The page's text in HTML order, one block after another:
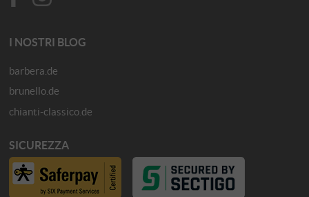
I NOSTRI BLOG
barbera.de
brunello.de
chianti-classico.de
SICUREZZA